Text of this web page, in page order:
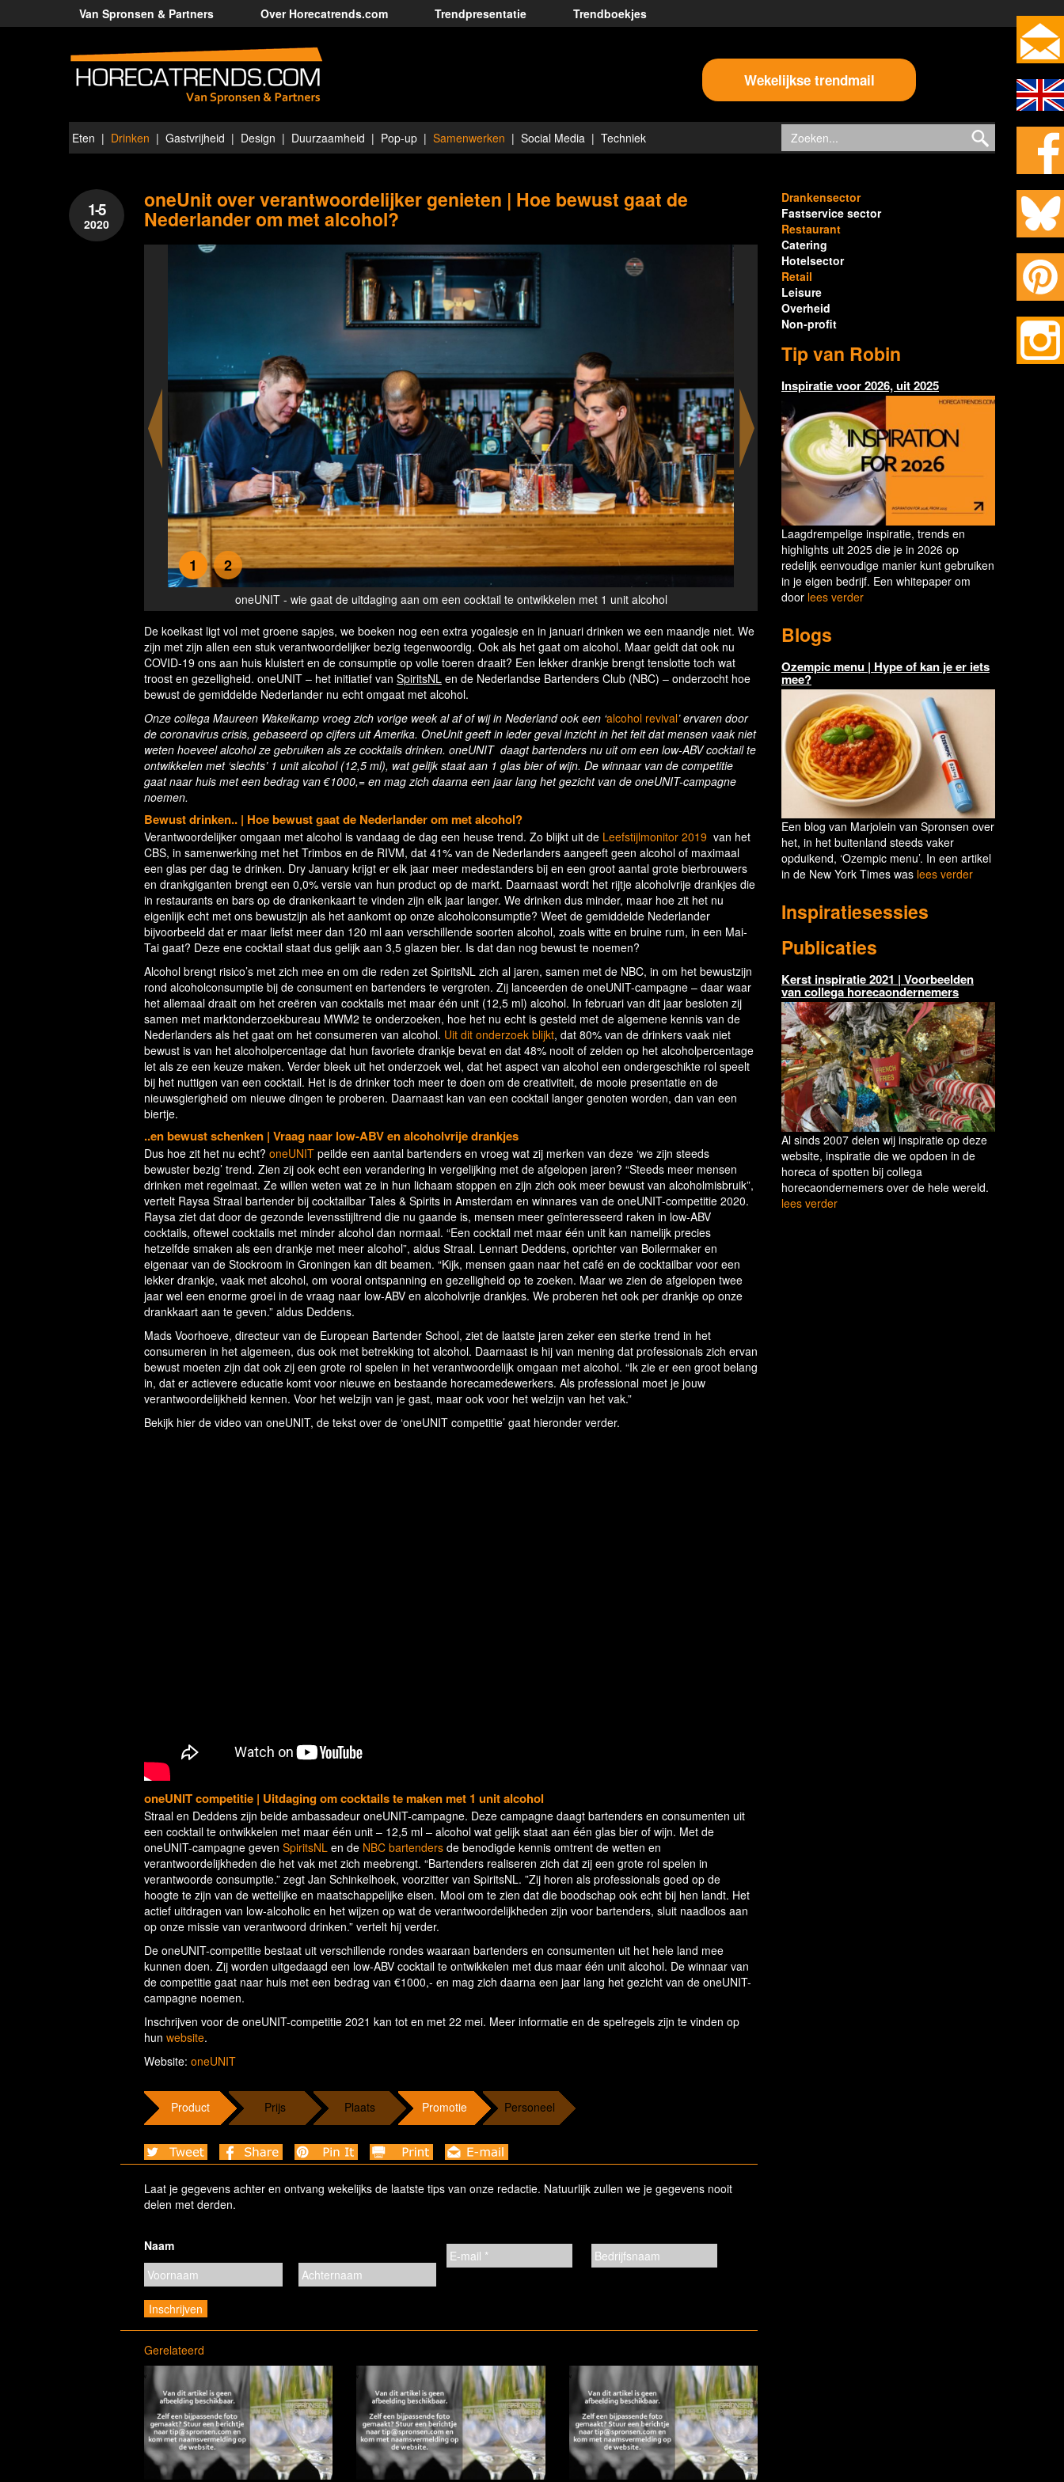
Van Spronsen & Partners Over Horecatrends.com Trendpresentatie Trendboekjes
Wekelijkse trendmail
Eten Drinken Gastvrijheid Design Duurzaamheid Pop-up Samenwerken Social Media Techniek
1-5
2020
oneUnit over verantwoordelijker genieten | Hoe bewust gaat de
Nederlander om met alcohol?
oneUNIT - wie gaat de uitdaging aan om een cocktail te ontwikkelen met 1 unit alcohol oneUNIT - wie gaat de uitdaging aan om een
1 2
De koelkast ligt vol met groene sapjes, we boeken nog een extra yogalesje en in januari drinken we een maandje niet. We
zijn met zijn allen een stuk verantwoordelijker bezig tegenwoordig. Ook als het gaat om alcohol. Maar geldt dat ook nu
COVID-19 ons aan huis kluistert en de consumptie op volle toeren draait? Een lekker drankje brengt tenslotte toch wat
troost en gezelligheid. oneUNIT – het initiatief van SpiritsNL en de Nederlandse Bartenders Club (NBC) – onderzocht hoe
bewust de gemiddelde Nederlander nu echt omgaat met alcohol.
Onze collega Maureen Wakelkamp vroeg zich vorige week al af of wij in Nederland ook een ‘alcohol revival’ ervaren door
de coronavirus crisis, gebaseerd op cijfers uit Amerika. OneUnit geeft in ieder geval inzicht in het feit dat mensen vaak niet
weten hoeveel alcohol ze gebruiken als ze cocktails drinken. oneUNIT daagt bartenders nu uit om een low-ABV cocktail te
ontwikkelen met ‘slechts’ 1 unit alcohol (12,5 ml), wat gelijk staat aan 1 glas bier of wijn. De winnaar van de competitie
gaat naar huis met een bedrag van €1000,= en mag zich daarna een jaar lang het gezicht van de oneUNIT-campagne
noemen.
Bewust drinken.. | Hoe bewust gaat de Nederlander om met alcohol?
Verantwoordelijker omgaan met alcohol is vandaag de dag een heuse trend. Zo blijkt uit de Leefstijlmonitor 2019 van het
CBS, in samenwerking met het Trimbos en de RIVM, dat 41% van de Nederlanders aangeeft geen alcohol of maximaal
een glas per dag te drinken. Dry January krijgt er elk jaar meer medestanders bij en een groot aantal grote bierbrouwers
en drankgiganten brengt een 0,0% versie van hun product op de markt. Daarnaast wordt het rijtje alcoholvrije drankjes die
in restaurants en bars op de drankenkaart te vinden zijn elk jaar langer. We drinken dus minder, maar hoe zit het nu
eigenlijk echt met ons bewustzijn als het aankomt op onze alcoholconsumptie? Weet de gemiddelde Nederlander
bijvoorbeeld dat er maar liefst meer dan 120 ml aan verschillende soorten alcohol, zoals witte en bruine rum, in een Mai-
Tai gaat? Deze ene cocktail staat dus gelijk aan 3,5 glazen bier. Is dat dan nog bewust te noemen?
Alcohol brengt risico’s met zich mee en om die reden zet SpiritsNL zich al jaren, samen met de NBC, in om het bewustzijn
rond alcoholconsumptie bij de consument en bartenders te vergroten. Zij lanceerden de oneUNIT-campagne – daar waar
het allemaal draait om het creëren van cocktails met maar één unit (12,5 ml) alcohol. In februari van dit jaar besloten zij
samen met marktonderzoekbureau MWM2 te onderzoeken, hoe het nu echt is gesteld met de algemene kennis van de
Nederlanders als het gaat om het consumeren van alcohol. Uit dit onderzoek blijkt, dat 80% van de drinkers vaak niet
bewust is van het alcoholpercentage dat hun favoriete drankje bevat en dat 48% nooit of zelden op het alcoholpercentage
let als ze een keuze maken. Verder bleek uit het onderzoek wel, dat het aspect van alcohol een ondergeschikte rol speelt
bij het nuttigen van een cocktail. Het is de drinker toch meer te doen om de creativiteit, de mooie presentatie en de
nieuwsgierigheid om nieuwe dingen te proberen. Daarnaast kan van een cocktail langer genoten worden, dan van een
biertje.
..en bewust schenken | Vraag naar low-ABV en alcoholvrije drankjes
Dus hoe zit het nu echt? oneUNIT peilde een aantal bartenders en vroeg wat zij merken van deze ‘we zijn steeds
bewuster bezig’ trend. Zien zij ook echt een verandering in vergelijking met de afgelopen jaren? “Steeds meer mensen
drinken met regelmaat. Ze willen weten wat ze in hun lichaam stoppen en zijn zich ook meer bewust van alcoholmisbruik”,
vertelt Raysa Straal bartender bij cocktailbar Tales & Spirits in Amsterdam en winnares van de oneUNIT-competitie 2020.
Raysa ziet dat door de gezonde levensstijltrend die nu gaande is, mensen meer geïnteresseerd raken in low-ABV
cocktails, oftewel cocktails met minder alcohol dan normaal. “Een cocktail met maar één unit kan namelijk precies
hetzelfde smaken als een drankje met meer alcohol”, aldus Straal. Lennart Deddens, oprichter van Boilermaker en
eigenaar van de Stockroom in Groningen kan dit beamen. “Kijk, mensen gaan naar het café en de cocktailbar voor een
lekker drankje, vaak met alcohol, om vooral ontspanning en gezelligheid op te zoeken. Maar we zien de afgelopen twee
jaar wel een enorme groei in de vraag naar low-ABV en alcoholvrije drankjes. We proberen het ook per drankje op onze
drankkaart aan te geven.” aldus Deddens.
Mads Voorhoeve, directeur van de European Bartender School, ziet de laatste jaren zeker een sterke trend in het
consumeren in het algemeen, dus ook met betrekking tot alcohol. Daarnaast is hij van mening dat professionals zich ervan
bewust moeten zijn dat ook zij een grote rol spelen in het verantwoordelijk omgaan met alcohol. “Ik zie er een groot belang
in, dat er actievere educatie komt voor nieuwe en bestaande horecamedewerkers. Als professional moet je jouw
verantwoordelijkheid kennen. Voor het welzijn van je gast, maar ook voor het welzijn van het vak.”
Bekijk hier de video van oneUNIT, de tekst over de ‘oneUNIT competitie’ gaat hieronder verder.
oneUNIT competitie | Uitdaging om cocktails te maken met 1 unit alcohol
Straal en Deddens zijn beide ambassadeur oneUNIT-campagne. Deze campagne daagt bartenders en consumenten uit
een cocktail te ontwikkelen met maar één unit – 12,5 ml – alcohol wat gelijk staat aan één glas bier of wijn. Met de
oneUNIT-campagne geven SpiritsNL en de NBC bartenders de benodigde kennis omtrent de wetten en
verantwoordelijkheden die het vak met zich meebrengt. “Bartenders realiseren zich dat zij een grote rol spelen in
verantwoorde consumptie.” zegt Jan Schinkelhoek, voorzitter van SpiritsNL. ”Zij horen als professionals goed op de
hoogte te zijn van de wettelijke en maatschappelijke eisen. Mooi om te zien dat die boodschap ook echt bij hen landt. Het
actief uitdragen van low-alcoholic en het wijzen op wat de verantwoordelijkheden zijn voor bartenders, sluit naadloos aan
op onze missie van verantwoord drinken.” vertelt hij verder.
De oneUNIT-competitie bestaat uit verschillende rondes waaraan bartenders en consumenten uit het hele land mee
kunnen doen. Zij worden uitgedaagd een low-ABV cocktail te ontwikkelen met dus maar één unit alcohol. De winnaar van
de competitie gaat naar huis met een bedrag van €1000,- en mag zich daarna een jaar lang het gezicht van de oneUNIT-
campagne noemen.
Inschrijven voor de oneUNIT-competitie 2021 kan tot en met 22 mei. Meer informatie en de spelregels zijn te vinden op
hun website.
Website: oneUNIT
Product Prijs Plaats Promotie Personeel
Laat je gegevens achter en ontvang wekelijks de laatste tips van onze redactie. Natuurlijk zullen we je gegevens nooit
delen met derden.
Naam
Gerelateerd
Drankensector
Fastservice sector
Restaurant
Catering
Hotelsector
Retail
Leisure
Overheid
Non-profit
Tip van Robin
Inspiratie voor 2026, uit 2025
Laagdrempelige inspiratie, trends en
highlights uit 2025 die je in 2026 op
redelijk eenvoudige manier kunt gebruiken
in je eigen bedrijf. Een whitepaper om
door lees verder
Blogs
Ozempic menu | Hype of kan je er iets
mee?
Een blog van Marjolein van Spronsen over
het, in het buitenland steeds vaker
opduikend, ‘Ozempic menu’. In een artikel
in de New York Times was lees verder
Inspiratiesessies
Publicaties
Kerst inspiratie 2021 | Voorbeelden
van collega horecaondernemers
Al sinds 2007 delen wij inspiratie op deze
website, inspiratie die we opdoen in de
horeca of spotten bij collega
horecaondernemers over de hele wereld.
lees verder